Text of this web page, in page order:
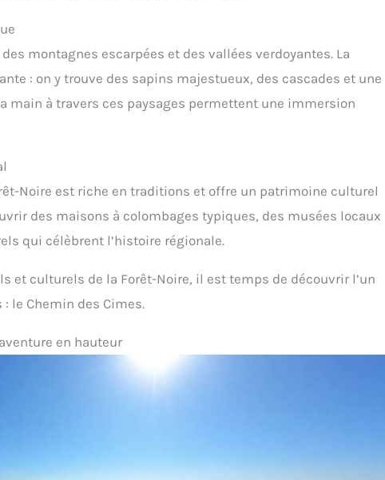
montagnes escarpées et des vallées verdoyantes. La
: on y trouve des sapins majestueux, des cascades et une
main à travers ces paysages permettent une immersion
Noire est riche en traditions et offre un patrimoine culturel
des maisons à colombages typiques, des musées locaux
qui célèbrent l’histoire régionale.
et culturels de la Forêt-Noire, il est temps de découvrir l’un
le Chemin des Cimes.
en hauteur